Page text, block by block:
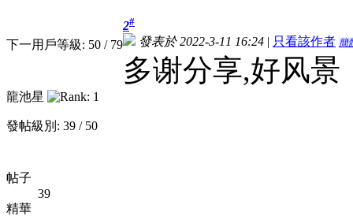
下一用戶等級: 50 / 79
龍池星
發帖級別: 39 / 50
帖子
39
精華
2#
發表於 2022-3-11 16:24 | 只看該作者 簡
多谢分享,好风景